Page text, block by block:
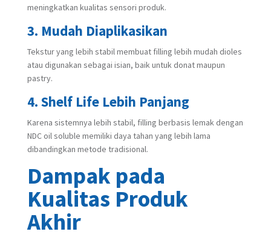
meningkatkan kualitas sensori produk.
3. Mudah Diaplikasikan
Tekstur yang lebih stabil membuat filling lebih mudah dioles
atau digunakan sebagai isian, baik untuk donat maupun
pastry.
4. Shelf Life Lebih Panjang
Karena sistemnya lebih stabil, filling berbasis lemak dengan
NDC oil soluble memiliki daya tahan yang lebih lama
dibandingkan metode tradisional.
Dampak pada
Kualitas Produk
Akhir